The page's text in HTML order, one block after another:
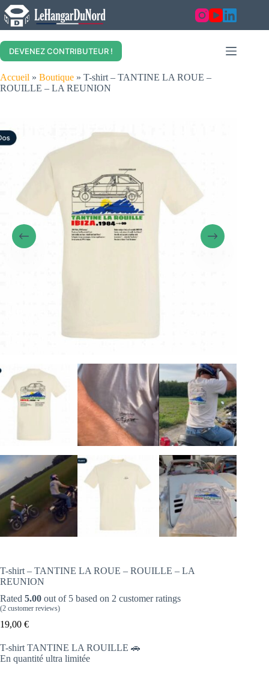
Skip
to
content
DEVENEZ CONTRIBUTEUR !
Accueil » Boutique » T-shirt – TANTINE LA ROUE –
ROUILLE – LA REUNION
T-shirt – TANTINE LA ROUE – ROUILLE – LA
REUNION
Rated 5.00 out of 5 based on 2 customer ratings
(2 customer reviews)
19,00 €
T-shirt TANTINE LA ROUILLE 🚗
En quantité ultra limitée